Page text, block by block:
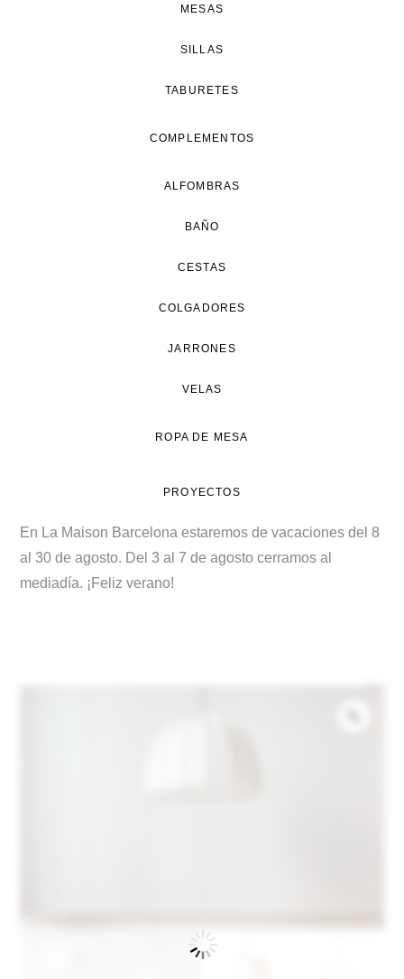
MESAS
SILLAS
TABURETES
COMPLEMENTOS
ALFOMBRAS
BAÑO
CESTAS
COLGADORES
JARRONES
VELAS
ROPA DE MESA
PROYECTOS
En La Maison Barcelona estaremos de vacaciones del 8
al 30 de agosto. Del 3 al 7 de agosto cerramos al
mediadía. ¡Feliz verano!